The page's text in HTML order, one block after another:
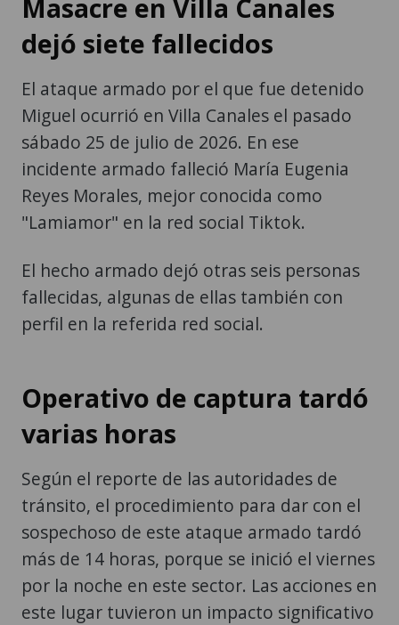
Masacre en Villa Canales
dejó siete fallecidos
El ataque armado por el que fue detenido
Miguel ocurrió en Villa Canales el pasado
sábado 25 de julio de 2026. En ese
incidente armado falleció María Eugenia
Reyes Morales, mejor conocida como
"Lamiamor" en la red social Tiktok.
El hecho armado dejó otras seis personas
fallecidas, algunas de ellas también con
perfil en la referida red social.
Operativo de captura tardó
varias horas
Según el reporte de las autoridades de
tránsito, el procedimiento para dar con el
sospechoso de este ataque armado tardó
más de 14 horas, porque se inició el viernes
por la noche en este sector. Las acciones en
este lugar tuvieron un impacto significativo